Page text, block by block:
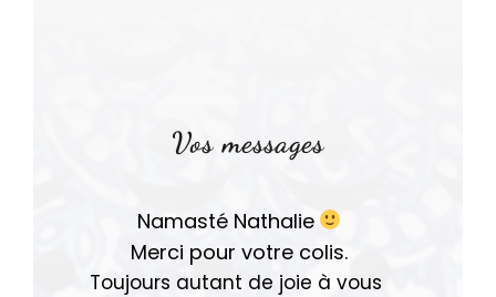
Vos messages
Namasté Nathalie
Merci pour votre colis.
Toujours autant de joie à vous